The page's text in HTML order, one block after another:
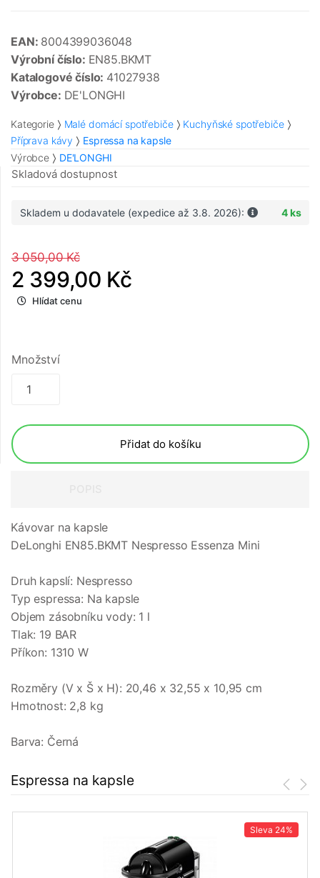
EAN: 8004399036048
Výrobní číslo: EN85.BKMT
Katalogové číslo: 41027938
Výrobce: DE'LONGHI
Kategorie Malé domácí spotřebiče
Kuchyňské spotřebiče
Příprava kávy
Espressa na kapsle
Výrobce
DE'LONGHI
Skladová dostupnost
Skladem u dodavatele (expedice až 3.8. 2026): 4 ks
3 050,00 Kč
2 399,00 Kč
Hlídat cenu
Množství
Přidat do košíku
Kávovar na kapsle
DeLonghi EN85.BKMT Nespresso Essenza Mini
Druh kapslí: Nespresso
Typ espressa: Na kapsle
Objem zásobníku vody: 1 l
Tlak: 19 BAR
Příkon: 1310 W
Rozměry (V x Š x H): 20,46 x 32,55 x 10,95 cm
Hmotnost: 2,8 kg
Barva: Černá
Espressa na kapsle
Sleva 24%